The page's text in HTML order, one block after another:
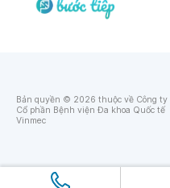
Bản quyền © 2026 thuộc về Công ty
Cổ phần Bệnh viện Đa khoa Quốc tế
Vinmec